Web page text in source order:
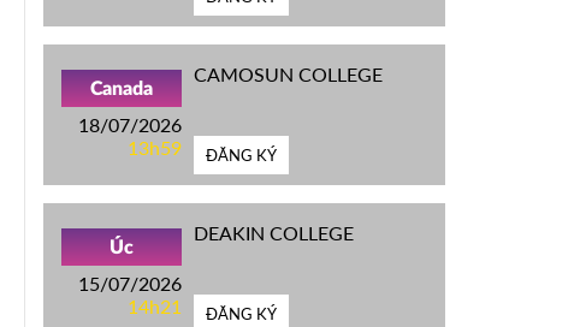
Canada
18/07/2026
13h59
CAMOSUN COLLEGE
ĐĂNG KÝ
Úc
15/07/2026
14h21
DEAKIN COLLEGE
ĐĂNG KÝ